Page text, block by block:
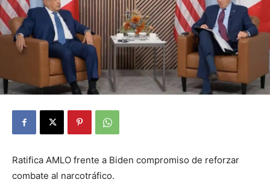
Ratifica AMLO frente a Biden compromiso de reforzar
combate al narcotráfico.